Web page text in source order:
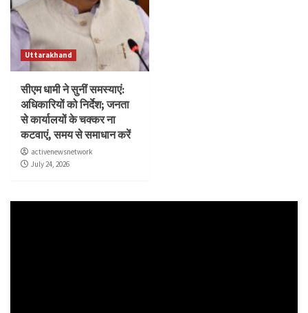
Uttarakhand
सीएम धामी ने सुनीं समस्याएं:
अधिकारियों को निर्देश; जनता
से कार्यालयों के चक्कर ना
कटवाएं, समय से समाधान करें
activenewsnetwork
July 24, 2026